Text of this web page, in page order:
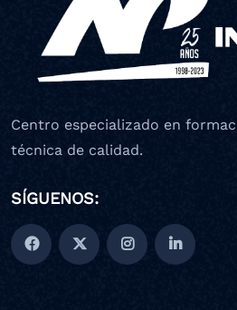
Centro especializado en
técnica de calidad.
SÍGUENOS: